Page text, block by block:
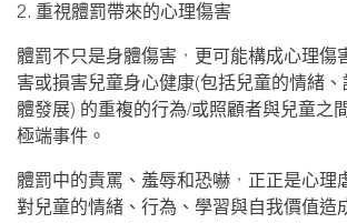
2. 重視體罰帶來的心理傷害
體罰不只是身體傷害，更可能構成心理傷
害或損害兒童身心健康(包括兒童的情緒
體發展) 的重複的行為/或照顧者與兒童之
極端事件。
體罰中的責罵、羞辱和恐嚇，正正是心理
對兒童的情緒、行為、學習與自我價值造